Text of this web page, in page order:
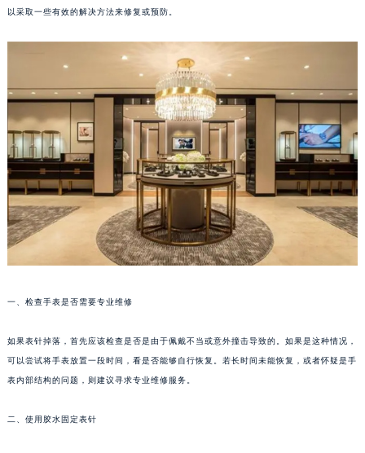
以采取一些有效的解决方法来修复或预防。
一、检查手表是否需要专业维修
如果表针掉落，首先应该检查是否是由于佩戴不当或意外撞击导致的。如果是这种情况，
可以尝试将手表放置一段时间，看是否能够自行恢复。若长时间未能恢复，或者怀疑是手
表内部结构的问题，则建议寻求专业维修服务。
二、使用胶水固定表针